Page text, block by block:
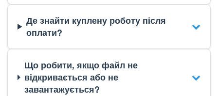
Де знайти куплену роботу після
оплати?
Що робити, якщо файл не
відкривається або не
завантажується?